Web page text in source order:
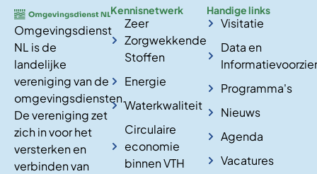
Omgevingsdienst
NL is de
landelijke
vereniging van de
omgevingsdiensten.
De vereniging zet
zich in voor het
versterken en
verbinden van
Kennisnetwerk
Zeer
Zorgwekkende
Stoffen
Energie
Waterkwaliteit
Circulaire
economie
binnen VTH
Handige links
Visitatie
Data en
Programma's
Nieuws
Agenda
Vacatures